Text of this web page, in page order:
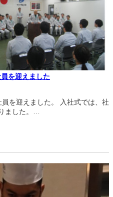
を迎えました
を迎えました。 入社式では、社
ました。…